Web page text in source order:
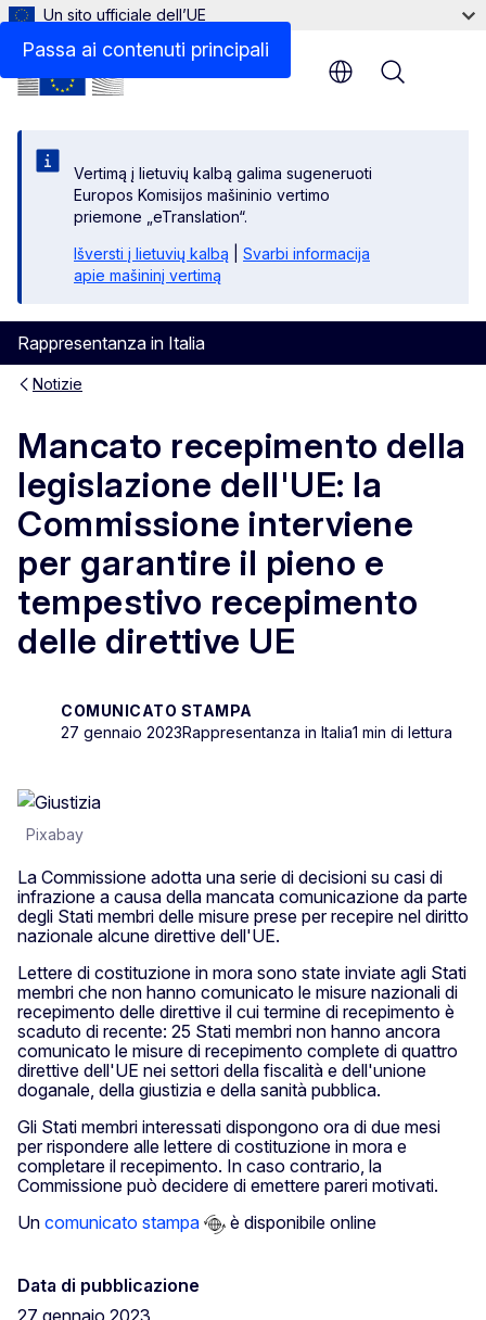
Passa ai contenuti principali
Un sito ufficiale dell’UE
Vertimą į lietuvių kalbą galima sugeneruoti
Europos Komisijos mašininio vertimo
priemone „eTranslation“.
Išversti į lietuvių kalbą
Svarbi informacija
apie mašininį vertimą
Rappresentanza in Italia
Menu
Notizie
Mancato recepimento della
legislazione dell'UE: la
Commissione interviene
per garantire il pieno e
tempestivo recepimento
delle direttive UE
COMUNICATO STAMPA
27 gennaio 2023Rappresentanza in Italia1 min di lettura
Pixabay
La Commissione adotta una serie di decisioni su casi di
infrazione a causa della mancata comunicazione da parte
degli Stati membri delle misure prese per recepire nel diritto
nazionale alcune direttive dell'UE.
Lettere di costituzione in mora sono state inviate agli Stati
membri che non hanno comunicato le misure nazionali di
recepimento delle direttive il cui termine di recepimento è
scaduto di recente: 25 Stati membri non hanno ancora
comunicato le misure di recepimento complete di quattro
direttive dell'UE nei settori della fiscalità e dell'unione
doganale, della giustizia e della sanità pubblica.
Gli Stati membri interessati dispongono ora di due mesi
per rispondere alle lettere di costituzione in mora e
completare il recepimento. In caso contrario, la
Commissione può decidere di emettere pareri motivati.
Un comunicato stampa è disponibile online
Data di pubblicazione
27 gennaio 2023